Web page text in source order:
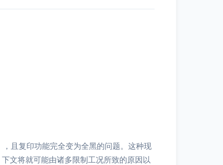
且复印功能完全变为全黑的问题。这种现
文将就可能由诸多限制工况所致的原因以